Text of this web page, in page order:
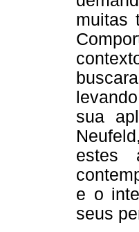
muitas
sua
estes
e o
seus